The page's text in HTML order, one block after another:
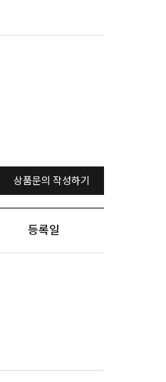
상품문의 작성하기
등록일